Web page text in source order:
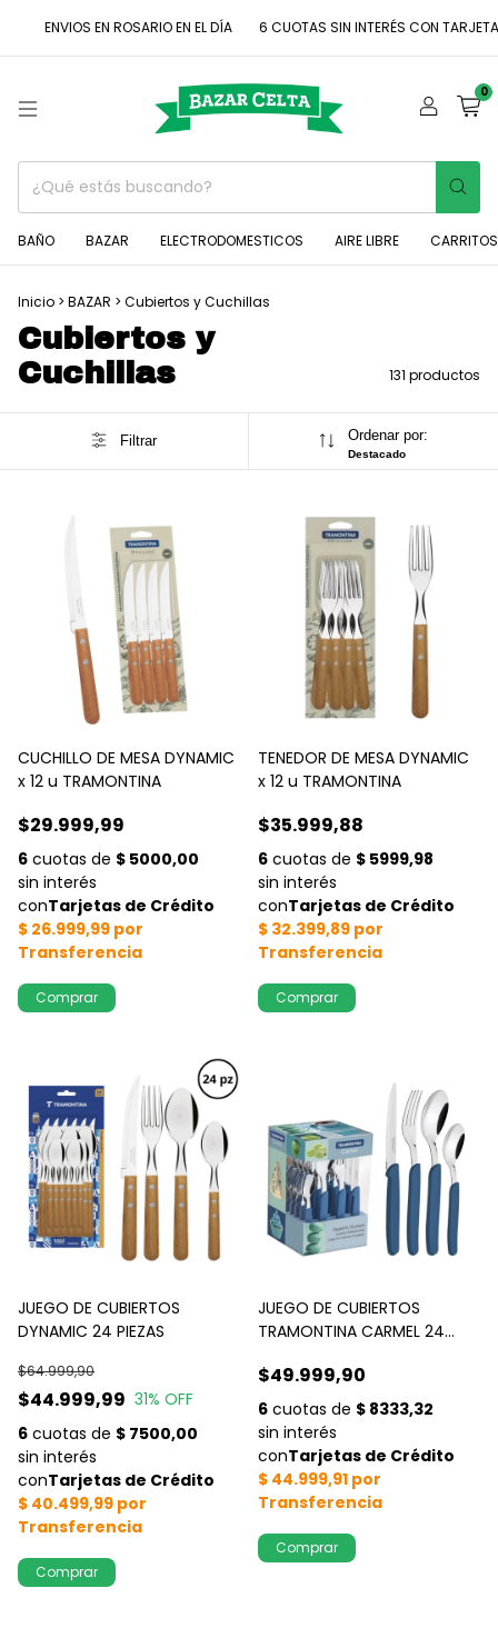
EN ROSARIO EN EL DÍA 6 CUOTAS SIN INTERÉS CON TARJETAS DE
0
BAÑO BAZAR ELECTRODOMESTICOS AIRE LIBRE
Inicio > BAZAR > Cubiertos y Cuchillas
Cubiertos y
Cuchillas
131 productos
Filtrar Ordenar por:
Destacado
CUCHILLO DE MESA DYNAMIC
x 12 u TRAMONTINA
$29.999,99
TENEDOR DE MESA DYNAMIC
x 12 u TRAMONTINA
$35.999,88
JUEGO DE CUBIERTOS
DYNAMIC 24 PIEZAS
$44.999,99
$64.999,90
31% OFF
JUEGO DE CUBIERTOS
TRAMONTINA CARMEL 24
$49.999,90